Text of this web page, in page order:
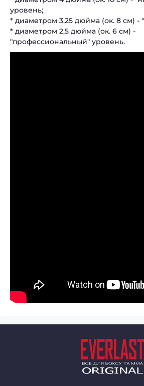
уровень;
* диаметром 3,25 дюйма (ок. 8 см) -
* диаметром 2,5 дюйма (ок. 6 см) -
"профессиональный" уровень.